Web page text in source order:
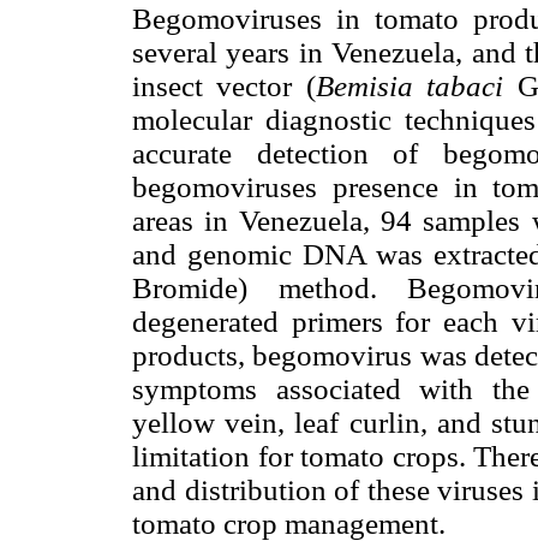
Begomoviruses in tomato
several years in Venezuela, and
insect vector (Bemisia tabaci
molecular diagnostic
accurate detection of
begomoviruses presence in
areas in Venezuela, 94
and genomic DNA was
Bromide) method.
degenerated primers for each
products, begomovirus was
symptoms associated with
yellow vein, leaf curlin, and
limitation for tomato crops.
and distribution of these viruses
tomato crop management.